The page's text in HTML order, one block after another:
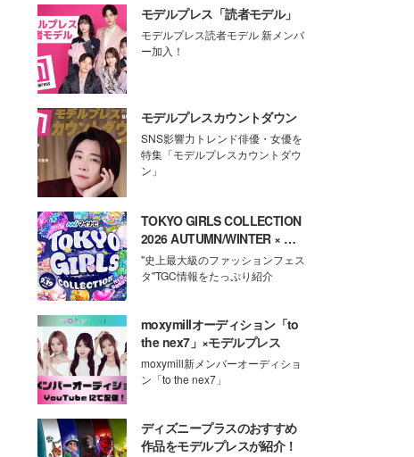
モデルプレス「読者モデル」
モデルプレス読者モデル 新メンバ
ー加入！
モデルプレスカウントダウン
SNS影響力トレンド俳優・女優を
特集「モデルプレスカウントダウ
ン」
TOKYO GIRLS COLLECTION
2026 AUTUMN/WINTER × モ
デルプレス
"史上最大級のファッションフェス
タ"TGC情報をたっぷり紹介
moxymillオーディション「to
the nex7」×モデルプレス
moxymill新メンバーオーディショ
ン「to the nex7」
ディズニープラスのおすすめ
作品をモデルプレスが紹介！